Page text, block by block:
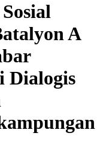
A
Dialogis